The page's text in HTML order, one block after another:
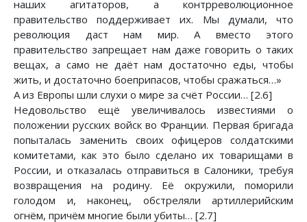
наших агитаторов, а контрреволюционное
правительство поддерживает их. Мы думали, что
революция даст нам мир. А вместо этого
правительство запрещает нам даже говорить о таких
вещах, а само не даёт нам достаточно еды, чтобы
жить, и достаточно боеприпасов, чтобы сражаться…»
А из Европы шли слухи о мире за счёт России… [2.6]
Недовольство ещё увеличивалось известиями о
положении русских войск во Франции. Первая бригада
попыталась заменить своих офицеров солдатскими
комитетами, как это было сделано их товарищами в
России, и отказалась отправиться в Салоники, требуя
возвращения на родину. Её окружили, поморили
голодом и, наконец, обстреляли артиллерийским
огнём, причём многие были убиты… [2.7]